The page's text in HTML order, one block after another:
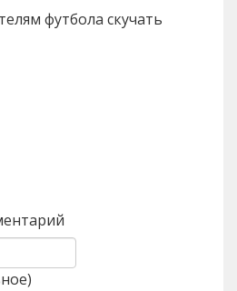
футбола скучать